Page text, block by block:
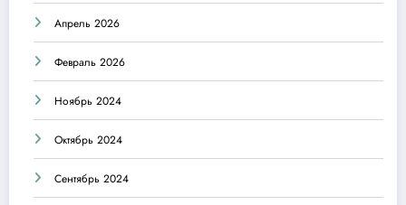
Апрель 2026
Февраль 2026
Ноябрь 2024
Октябрь 2024
Сентябрь 2024